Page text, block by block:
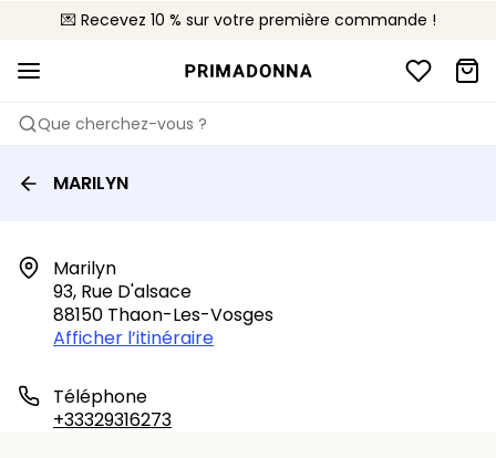
💌 Recevez 10 % sur votre première commande !
🚚 Livraison gratuite à partir de 90€
🌍 Vendus dans 627 boutiques en France
Que cherchez-vous ?
MARILYN
Marilyn
93, Rue D'alsace
88150 Thaon-Les-Vosges
Afficher l’itinéraire
Téléphone
+33329316273